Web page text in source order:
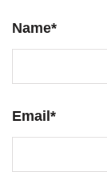
Name*
Email *